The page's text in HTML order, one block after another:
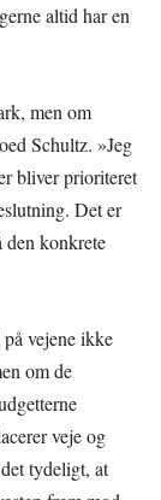
altid har en
men om
Schultz. »Jeg
bliver prioriteret
Det er
den konkrete
vejene ikke
om de
veje og
tydeligt, at